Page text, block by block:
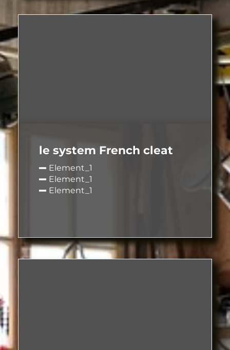
le system French cleat
Element_1
Element_1
Element_1